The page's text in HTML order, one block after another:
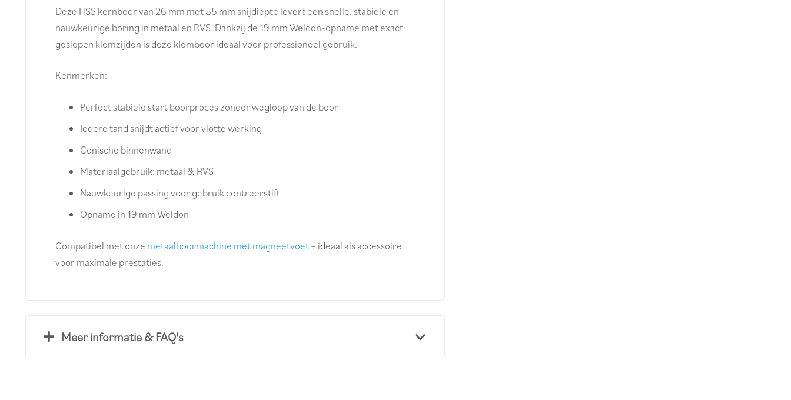
Deze HSS kernboor van 26 mm met 55 mm snijdiepte levert een snelle, stabiele en
nauwkeurige boring in metaal en RVS. Dankzij de 19 mm Weldon-opname met exact
geslepen klemzijden is deze klemboor ideaal voor professioneel gebruik.
Kenmerken:
Perfect stabiele start boorproces zonder wegloop van de boor
Iedere tand snijdt actief voor vlotte werking
Conische binnenwand
Materiaalgebruik: metaal & RVS
Nauwkeurige passing voor gebruik centreerstift
Opname in 19 mm Weldon
Compatibel met onze metaalboormachine met magneetvoet– ideaal als accessoire
voor maximale prestaties.
Meer informatie & FAQ's